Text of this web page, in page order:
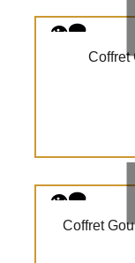
Coffret
Coffret